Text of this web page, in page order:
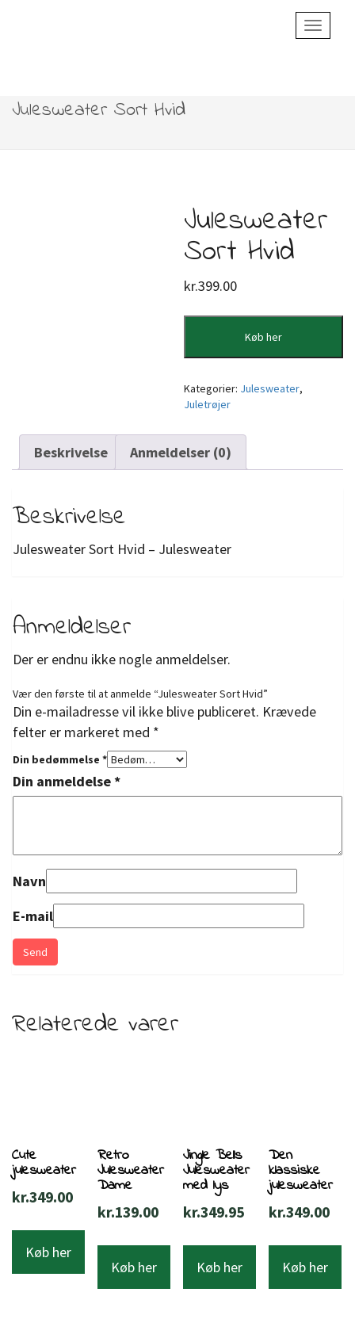
Toggle
Julesweater Sort Hvid
Julesweater
Sort Hvid
kr.399.00
Køb her
Kategorier: Julesweater,
Juletrøjer
Beskrivelse Anmeldelser (0)
Beskrivelse
Julesweater Sort Hvid – Julesweater
Anmeldelser
Der er endnu ikke nogle anmeldelser.
Vær den første til at anmelde “Julesweater Sort Hvid”
Din e-mailadresse vil ikke blive publiceret. Krævede
felter er markeret med *
Din bedømmelse *
Din anmeldelse*
Navn
E-mail
Relaterede varer
Cute
julesweater
kr.349.00
Køb her
Retro
Julesweater
Dame
kr.139.00
Køb her
Jingle Bells
Julesweater
med lys
kr.349.95
Køb her
Den
klassiske
julesweater
kr.349.00
Køb her